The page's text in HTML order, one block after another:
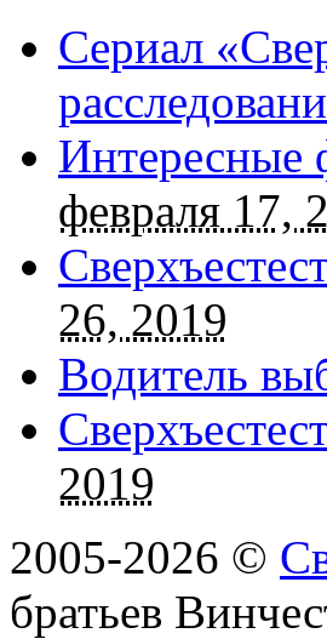
Сериал
Интересные
февраля 17,
26, 2019
Водитель
2019
2005-2026 ©
братьев